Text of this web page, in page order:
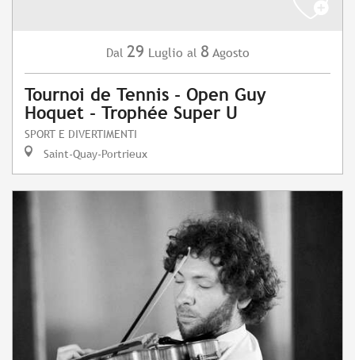
Dal 29 Luglio al 8 Agosto
Tournoi de Tennis - Open Guy
Hoquet - Trophée Super U
SPORT E DIVERTIMENTI
Saint-Quay-Portrieux